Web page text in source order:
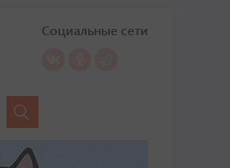
Социальные сети